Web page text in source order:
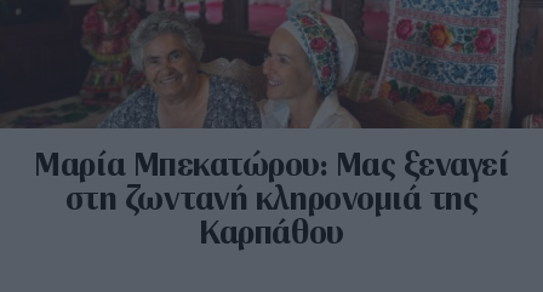
Μαρία Μπεκατώρου: Μας ξεναγεί
στη ζωντανή κληρονομιά της
Καρπάθου